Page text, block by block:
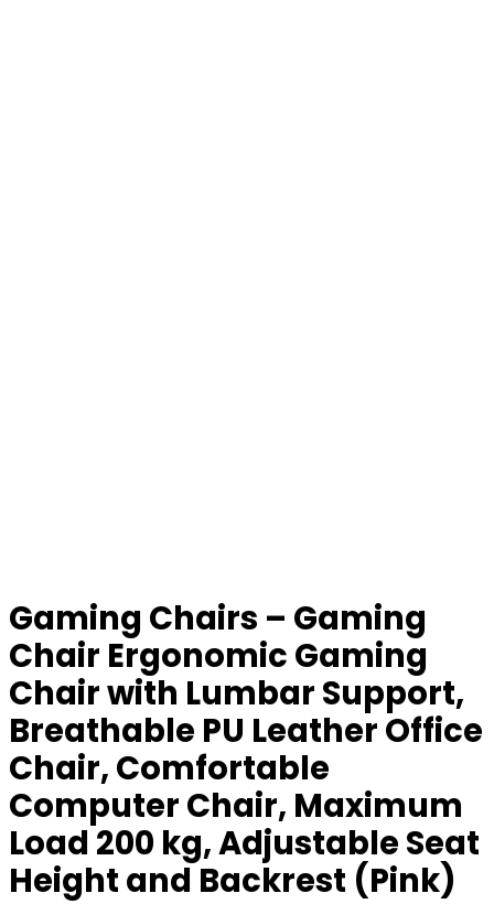
Gaming Chairs – Gaming
Chair Ergonomic Gaming
Chair with Lumbar Support,
Breathable PU Leather Office
Chair, Comfortable
Computer Chair, Maximum
Load 200 kg, Adjustable Seat
Height and Backrest (Pink)